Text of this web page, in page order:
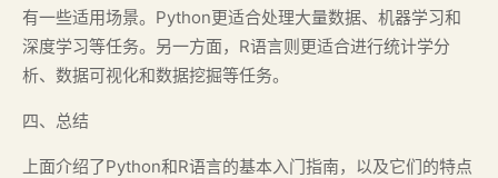
有一些适用场景。Python更适合处理大量数据、机器学习和
深度学习等任务。另一方面，R语言则更适合进行统计学分
析、数据可视化和数据挖掘等任务。
四、总结
上面介绍了Python和R语言的基本入门指南，以及它们的特点